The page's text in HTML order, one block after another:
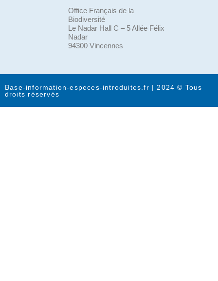
Office Français de la
Biodiversité
Le Nadar Hall C – 5 Allée Félix
Nadar
94300 Vincennes
Base-information-especes-introduites.fr | 2024 © Tous
droits réservés